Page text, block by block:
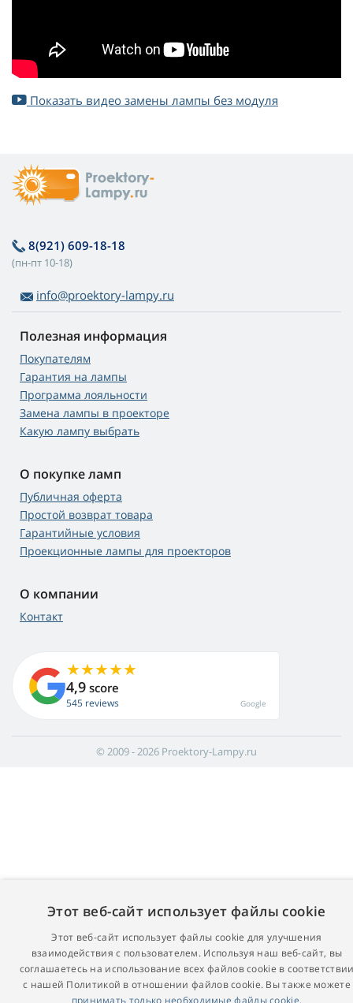
Показать видео замены лампы без модуля
8(921) 609-18-18
(пн-пт 10-18)
info@proektory-lampy.ru
Полезная информация
Покупателям
Гарантия на лампы
Программа лояльности
Замена лампы в проекторе
Какую лампу выбрать
О покупке ламп
Публичная оферта
Простой возврат товара
Гарантийные условия
Проекционные лампы для проекторов
О компании
Контакт
4,9 score
545 reviews Google
© 2009 - 2026 Proektory-Lampy.ru
Этот веб-сайт использует файлы cookie
Этот веб-сайт использует файлы cookie для улучшения
взаимодействия с пользователем. Используя наш веб-сайт, вы
соглашаетесь на использование всех файлов cookie в
с нашей Политикой в ​​отношении файлов cookie. Вы также можете
принимать только необходимые файлы cookie.